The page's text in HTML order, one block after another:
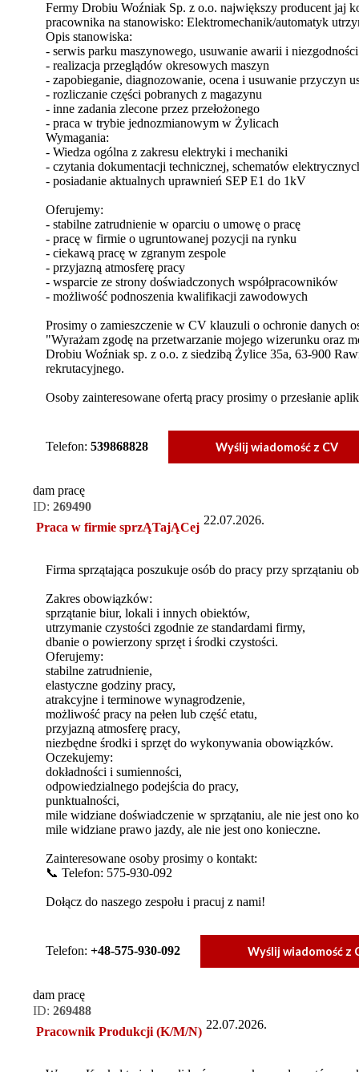
Fermy Drobiu Woźniak Sp. z o.o. największy producent jaj
pracownika na stanowisko: Elektromechanik/automatyk
Opis stanowiska:
- serwis parku maszynowego, usuwanie awarii i niezgodności
- realizacja przeglądów okresowych maszyn
- zapobieganie, diagnozowanie, ocena i usuwanie przyczyn
- rozliczanie części pobranych z magazynu
- inne zadania zlecone przez przełożonego
- praca w trybie jednozmianowym w Żylicach
Wymagania:
- Wiedza ogólna z zakresu elektryki i mechaniki
- czytania dokumentacji technicznej, schematów
- posiadanie aktualnych uprawnień SEP E1 do 1kV
Oferujemy:
- stabilne zatrudnienie w oparciu o umowę o pracę
- pracę w firmie o ugruntowanej pozycji na rynku
- ciekawą pracę w zgranym zespole
- przyjazną atmosferę pracy
- wsparcie ze strony doświadczonych współpracowników
- możliwość podnoszenia kwalifikacji zawodowych
Prosimy o zamieszczenie w CV klauzuli o ochronie danych
"Wyrażam zgodę na przetwarzanie mojego wizerunku oraz
Drobiu Woźniak sp. z o.o. z siedzibą Żylice 35a, 63-900
rekrutacyjnego.
Osoby zainteresowane ofertą pracy prosimy o przesłanie
Telefon: 539868828 Wyślij wiadomość z CV
dam pracę
ID: 269490
Praca w firmie sprzĄTajĄCej
22.07.2026.
Firma sprzątająca poszukuje osób do pracy przy sprzątaniu
Zakres obowiązków:
sprzątanie biur, lokali i innych obiektów,
utrzymanie czystości zgodnie ze standardami firmy,
dbanie o powierzony sprzęt i środki czystości.
Oferujemy:
stabilne zatrudnienie,
elastyczne godziny pracy,
atrakcyjne i terminowe wynagrodzenie,
możliwość pracy na pełen lub część etatu,
przyjazną atmosferę pracy,
niezbędne środki i sprzęt do wykonywania obowiązków.
Oczekujemy:
dokładności i sumienności,
odpowiedzialnego podejścia do pracy,
punktualności,
mile widziane doświadczenie w sprzątaniu, ale nie jest ono
mile widziane prawo jazdy, ale nie jest ono konieczne.
Zainteresowane osoby prosimy o kontakt:
📞 Telefon: 575-930-092
Dołącz do naszego zespołu i pracuj z nami!
Telefon: +48-575-930-092 Wyślij wiadomość z
dam pracę
ID: 269488
Pracownik Produkcji (K/M/N)
22.07.2026.